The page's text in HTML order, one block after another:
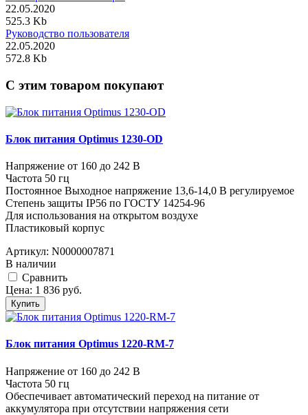
22.05.2020
525.3 Kb
Руководство пользователя
22.05.2020
572.8 Kb
C этим товаром покупают
Блок питания Optimus 1230-OD
Напряжение от 160 до 242 В
Частота 50 гц
Постоянное Выходное напряжение 13,6-14,0 В регулируемое
Степень защиты IP56 по ГОСТУ 14254-96
Для использования на открытом воздухе
Пластиковый корпус
Артикул: N0000007871
В наличии
Cравнить
Цена: 1 836 руб.
Купить
Блок питания Optimus 1220-RM-7
Напряжение от 160 до 242 В
Частота 50 гц
Обеспечивает автоматический переход на питание от
аккумулятора при отсутствии напряжения сети